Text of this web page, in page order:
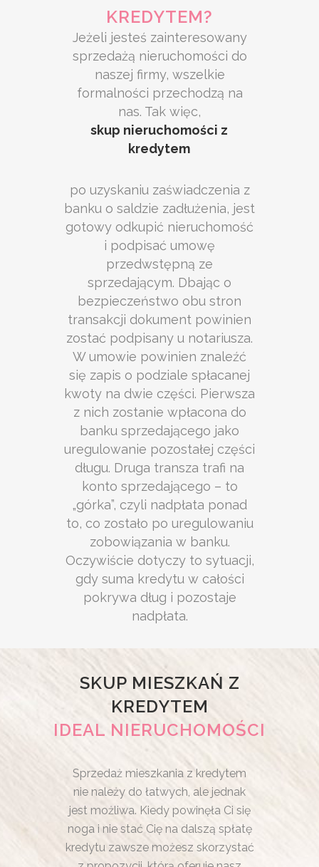
KREDYTEM?
Jeżeli jesteś zainteresowany
sprzedażą nieruchomości do
naszej firmy, wszelkie
formalności przechodzą na
nas. Tak więc,
skup nieruchomości z
kredytem
po uzyskaniu zaświadczenia z
banku o saldzie zadłużenia, jest
gotowy odkupić nieruchomość
i podpisać umowę
przedwstępną ze
sprzedającym. Dbając o
bezpieczeństwo obu stron
transakcji dokument powinien
zostać podpisany u notariusza.
W umowie powinien znaleźć
się zapis o podziale spłacanej
kwoty na dwie części. Pierwsza
z nich zostanie wpłacona do
banku sprzedającego jako
uregulowanie pozostałej części
długu. Druga transza trafi na
konto sprzedającego – to
„górka”, czyli nadpłata ponad
to, co zostało po uregulowaniu
zobowiązania w banku.
Oczywiście dotyczy to sytuacji,
gdy suma kredytu w całości
pokrywa dług i pozostaje
nadpłata.
SKUP MIESZKAŃ Z
KREDYTEM
IDEAL NIERUCHOMOŚCI
Sprzedaż mieszkania z kredytem
nie należy do łatwych, ale jednak
jest możliwa. Kiedy powinęła Ci się
noga i nie stać Cię na dalszą spłatę
kredytu zawsze możesz skorzystać